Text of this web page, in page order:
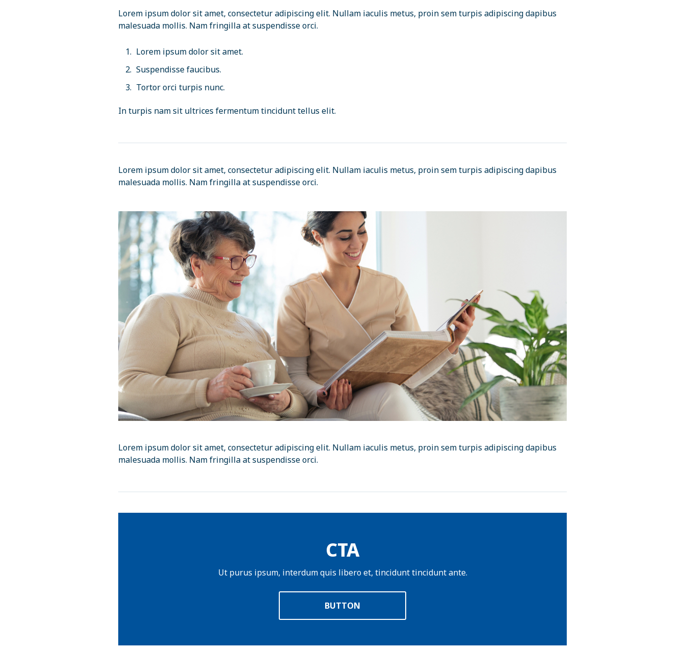
Lorem ipsum dolor sit amet, consectetur adipiscing elit. Nullam iaculis metus, proin sem turpis adipiscing dapibus
malesuada mollis. Nam fringilla at suspendisse orci.
Lorem ipsum dolor sit amet.
Suspendisse faucibus.
Tortor orci turpis nunc.
In turpis nam sit ultrices fermentum tincidunt tellus elit.
Lorem ipsum dolor sit amet, consectetur adipiscing elit. Nullam iaculis metus, proin sem turpis adipiscing dapibus
malesuada mollis. Nam fringilla at suspendisse orci.
Lorem ipsum dolor sit amet, consectetur adipiscing elit. Nullam iaculis metus, proin sem turpis adipiscing dapibus
malesuada mollis. Nam fringilla at suspendisse orci.
CTA
Ut purus ipsum, interdum quis libero et, tincidunt tincidunt ante.
BUTTON